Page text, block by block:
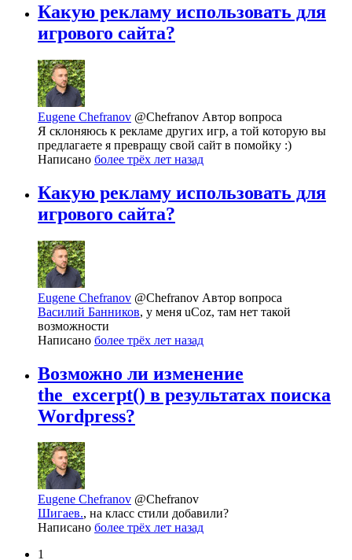
Какую рекламу использовать для
игрового сайта?
Eugene Chefranov @Chefranov Автор вопроса
Я склоняюсь к рекламе других игр, а той которую вы
предлагаете я превращу свой сайт в помойку :)
Написано более трёх лет назад
Какую рекламу использовать для
игрового сайта?
Eugene Chefranov @Chefranov Автор вопроса
Василий Банников, у меня uCoz, там нет такой
возможности
Написано более трёх лет назад
Возможно ли изменение
the_excerpt() в результатах поиска
Wordpress?
Eugene Chefranov @Chefranov
Шигаев., на класс стили добавили?
Написано более трёх лет назад
1